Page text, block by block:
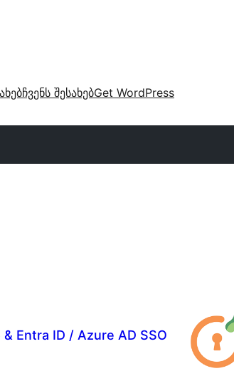
ჩვენს შესახებGet WordPress
Entra ID / Azure AD SSO